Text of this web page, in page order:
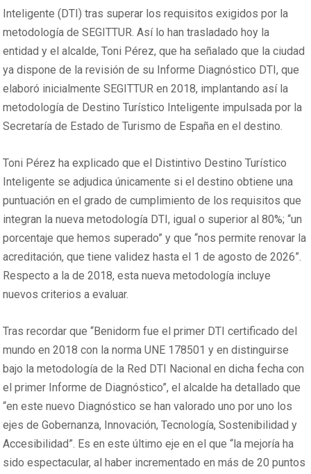
Inteligente (DTI) tras superar los requisitos exigidos por la
metodología de SEGITTUR. Así lo han trasladado hoy la
entidad y el alcalde, Toni Pérez, que ha señalado que la ciudad
ya dispone de la revisión de su Informe Diagnóstico DTI, que
elaboró inicialmente SEGITTUR en 2018, implantando así la
metodología de Destino Turístico Inteligente impulsada por la
Secretaría de Estado de Turismo de España en el destino.
Toni Pérez ha explicado que el Distintivo Destino Turístico
Inteligente se adjudica únicamente si el destino obtiene una
puntuación en el grado de cumplimiento de los requisitos que
integran la nueva metodología DTI, igual o superior al 80%; “un
porcentaje que hemos superado” y que “nos permite renovar la
acreditación, que tiene validez hasta el 1 de agosto de 2026”.
Respecto a la de 2018, esta nueva metodología incluye
nuevos criterios a evaluar.
Tras recordar que “Benidorm fue el primer DTI certificado del
mundo en 2018 con la norma UNE 178501 y en distinguirse
bajo la metodología de la Red DTI Nacional en dicha fecha con
el primer Informe de Diagnóstico”, el alcalde ha detallado que
“en este nuevo Diagnóstico se han valorado uno por uno los
ejes de Gobernanza, Innovación, Tecnología, Sostenibilidad y
Accesibilidad”. Es en este último eje en el que “la mejoría ha
sido espectacular, al haber incrementado en más de 20 puntos